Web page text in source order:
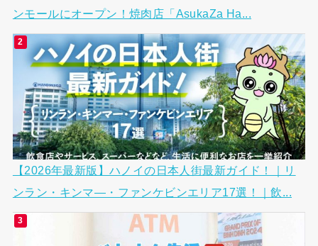
ンモールにオープン！焼肉店「AsukaZa Ha...
【2026年最新版】ハノイの日本人街最新ガイド！｜リ
ンラン・キンマ―・ファンケビンエリア17選！｜飲...